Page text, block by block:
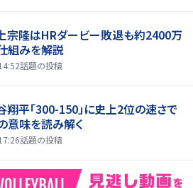
上宗隆はHRダービー敗退も約2400万
組みを解説
話題の投稿
翔平「300-150」に史上2位の速さで
意味を読み解く
話題の投稿